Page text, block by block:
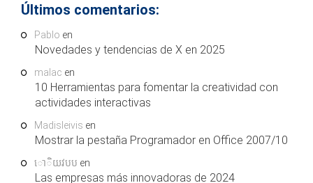
Últimos comentarios:
Pablo en
Novedades y tendencias de X en 2025
malac en
10 Herramientas para fomentar la creatividad con
actividades interactivas
Madisleivis en
Mostrar la pestaña Programador en Office 2007/10
ោិយវបប en
Las empresas más innovadoras de 2024